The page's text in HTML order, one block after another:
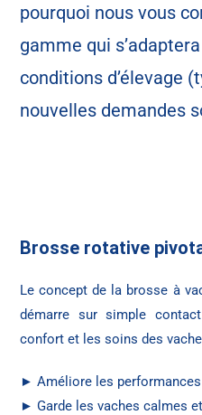
pourquoi nous vous
gamme qui
conditions d’élevage
nouvelles demandes
Brosse rotative
Le concept de la brosse à
démarre sur simple
confort et les soins des
► Améliore les
► Garde les vaches calmes